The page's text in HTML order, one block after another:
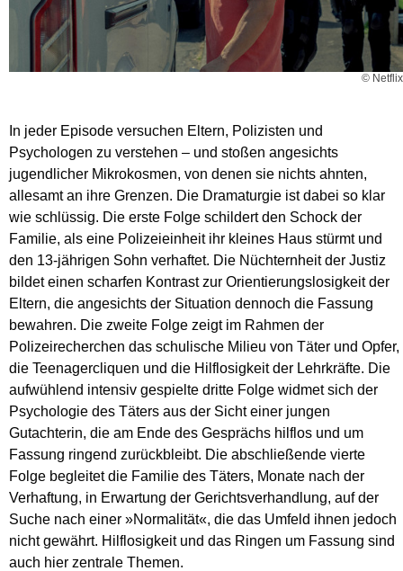
© Netflix
In jeder Episode versuchen Eltern, Polizisten und
Psychologen zu verstehen – und stoßen angesichts
jugendlicher Mikrokosmen, von denen sie nichts ahnten,
allesamt an ihre Grenzen. Die Dramaturgie ist dabei so klar
wie schlüssig. Die erste Folge schildert den Schock der
Familie, als eine Polizeieinheit ihr kleines Haus stürmt und
den 13-jährigen Sohn verhaftet. Die Nüchternheit der Justiz
bildet einen scharfen Kontrast zur Orientierungslosigkeit der
Eltern, die angesichts der Situation dennoch die Fassung
bewahren. Die zweite Folge zeigt im Rahmen der
Polizeirecherchen das schulische Milieu von Täter und Opfer,
die Teenagercliquen und die Hilflosigkeit der Lehrkräfte. Die
aufwühlend intensiv gespielte dritte Folge widmet sich der
Psychologie des Täters aus der Sicht einer jungen
Gutachterin, die am Ende des Gesprächs hilflos und um
Fassung ringend zurückbleibt. Die abschließende vierte
Folge begleitet die Familie des Täters, Monate nach der
Verhaftung, in Erwartung der Gerichtsverhandlung, auf der
Suche nach einer »Normalität«, die das Umfeld ihnen jedoch
nicht gewährt. Hilflosigkeit und das Ringen um Fassung sind
auch hier zentrale Themen.